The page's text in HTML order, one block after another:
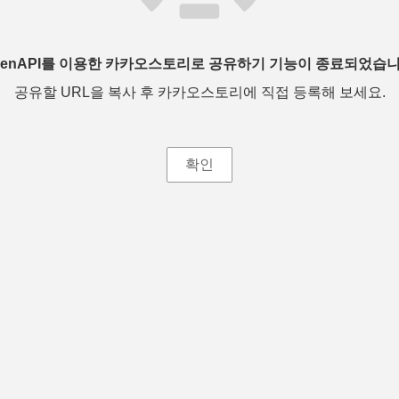
를 이용한 카카오스토리로 공유하기 기능이 종료되었습
공유할 URL을 복사 후 카카오스토리에 직접 등록해 보세요.
확인